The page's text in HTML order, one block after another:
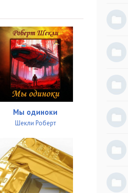
05:32
04:28
06:21
08:51
06:45
Мы одиноки
Шекли Роберт